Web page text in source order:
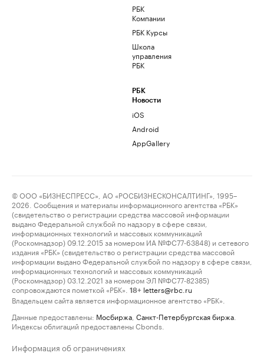
РБК
Компании
РБК Курсы
Школа
управления
РБК
РБК
Новости
iOS
Android
AppGallery
© ООО «БИЗНЕСПРЕСС», АО «РОСБИЗНЕСКОНСАЛТИНГ», 1995–
2026. Сообщения и материалы информационного агентства «РБК»
(свидетельство о регистрации средства массовой информации
выдано Федеральной службой по надзору в сфере связи,
информационных технологий и массовых коммуникаций
(Роскомнадзор) 09.12.2015 за номером ИА №ФС77-63848) и сетевого
издания «РБК» (свидетельство о регистрации средства массовой
информации выдано Федеральной службой по надзору в сфере связи,
информационных технологий и массовых коммуникаций
(Роскомнадзор) 03.12.2021 за номером ЭЛ №ФС77-82385)
сопровождаются пометкой «РБК».
18+ letters@rbc.ru
Владельцем сайта является информационное агентство «РБК».
Данные предоставлены: Мосбиржа Санкт-Петербургская биржа
Индексы облигаций предоставлены Cbonds.
Информация об ограничениях